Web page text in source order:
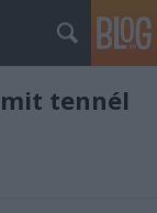
mit tennél